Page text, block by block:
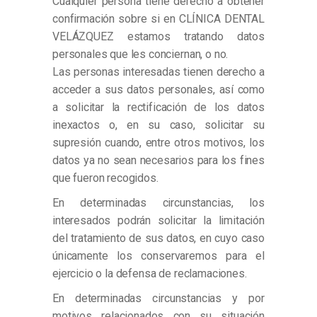
confirmación sobre si en CLÍNICA DENTAL
VELÁZQUEZ estamos tratando datos
personales que les conciernan, o no.
Las personas interesadas tienen derecho a
acceder a sus datos personales, así como
a solicitar la rectificación de los datos
inexactos o, en su caso, solicitar su
supresión cuando, entre otros motivos, los
datos ya no sean necesarios para los fines
que fueron recogidos.
En determinadas circunstancias, los
interesados podrán solicitar la limitación
del tratamiento de sus datos, en cuyo caso
únicamente los conservaremos para el
ejercicio o la defensa de reclamaciones.
En determinadas circunstancias y por